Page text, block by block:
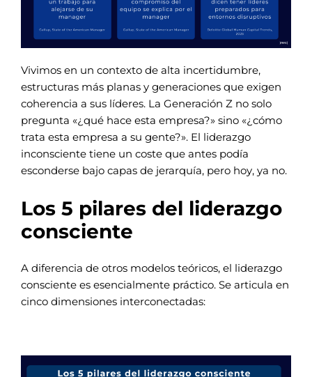
Vivimos en un contexto de alta incertidumbre,
estructuras más planas y generaciones que exigen
coherencia a sus líderes. La Generación Z no solo
pregunta «¿qué hace esta empresa?» sino «¿cómo
trata esta empresa a su gente?». El liderazgo
inconsciente tiene un coste que antes podía
esconderse bajo capas de jerarquía, pero hoy, ya no.
Los 5 pilares del liderazgo
consciente
A diferencia de otros modelos teóricos, el liderazgo
consciente es esencialmente práctico. Se articula en
cinco dimensiones interconectadas: